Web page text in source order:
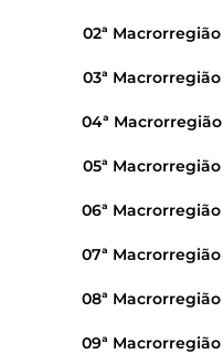
02ª Macrorregião
03ª Macrorregião
04ª Macrorregião
05ª Macrorregião
06ª Macrorregião
07ª Macrorregião
08ª Macrorregião
09ª Macrorregião